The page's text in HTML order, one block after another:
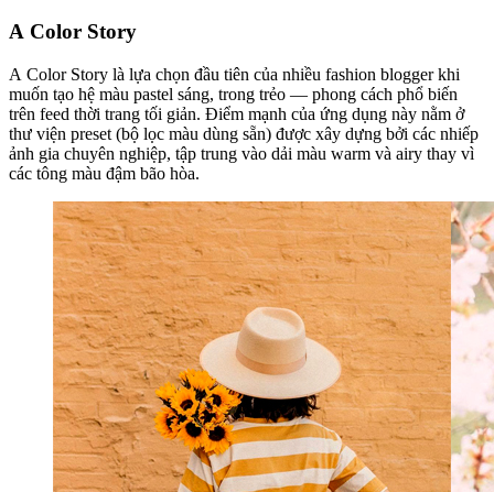
A Color Story
A Color Story là lựa chọn đầu tiên của nhiều fashion blogger khi
muốn tạo hệ màu pastel sáng, trong trẻo — phong cách phổ biến
trên feed thời trang tối giản. Điểm mạnh của ứng dụng này nằm ở
thư viện preset (bộ lọc màu dùng sẵn) được xây dựng bởi các nhiếp
ảnh gia chuyên nghiệp, tập trung vào dải màu warm và airy thay vì
các tông màu đậm bão hòa.